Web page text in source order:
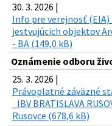
30. 3. 2026 |
Info pre verejnosť (EIA)
jestvujúcich objektov
- BA (149,0 kB)
Oznámenie odboru
25. 3. 2026 |
Právoplatné záväzné
_IBV BRATISLAVA
Rusovce (678,6 kB)